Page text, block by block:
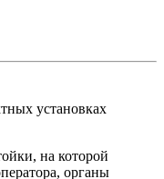
установках
на которой
органы